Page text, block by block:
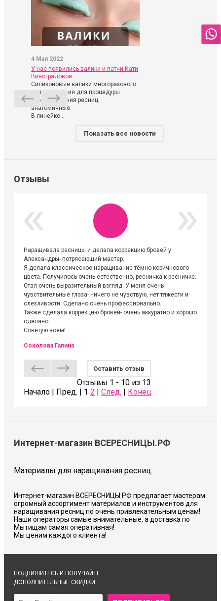
4 Мая 2022
У нас появились валики и патчи Кати
Виноградовой
Силиконовые валики многоразового
использования для процедуры
ламинирования ресниц,
анатомичные.
В линейке...
Показать все новости
Отзывы
Наращивала ресницы и делала коррекцию бровей у
Александры- потрясающий мастер.
Я делала классическое наращивание тёмно-коричневого
цвета. Получилось очень естественно, ресничка к ресничке.
Стал очень выразительный взгляд. У меня очень
чувствительные глаза- ничего не чувствую, нет тяжести и
слезливости. Сделано очень профессионально.
Также сделала коррекцию бровей- очень аккуратно и хорошо
сделано.
Советую всем!
Соколова Галина
Оставить отзыв
Отзывы 1 - 10 из 13
Начало | Пред. | 1 2 След. Конец
Интернет-магазин ВСЕРЕСНИЦЫ.РФ
Материалы для наращивания ресниц.
Интернет-магазин ВСЕРЕСНИЦЫ.РФ предлагает мастерам
огромный ассортимент материалов и инструментов для
наращивания ресниц по очень привлекательным ценам!
Наши операторы самые внимательные, а доставка по
Мытищам самая оперативная!
Мы ценим каждого клиента!
ПОДПИШИТЕСЬ И ПОЛУЧАЙТЕ
ДОПОЛНИТЕЛЬНЫЕ СКИДКИ